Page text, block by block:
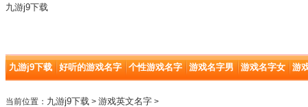
九游j9下载
九游j9下载 好听的游戏名字 个性游戏名字 游戏名字男 游戏名字女 游
当前位置： 九游j9下载 > 游戏英文名字 >